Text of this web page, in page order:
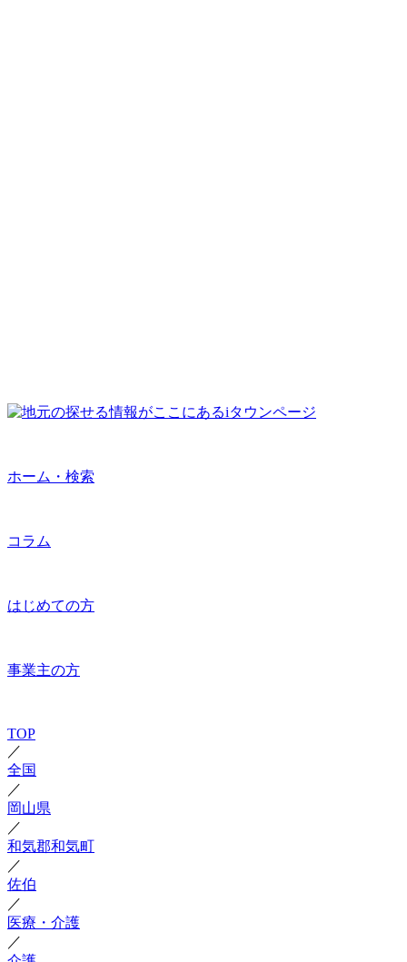
ホーム・検索
コラム
はじめての方
事業主の方
TOP
／
全国
／
岡山県
／
和気郡和気町
／
佐伯
／
医療・介護
／